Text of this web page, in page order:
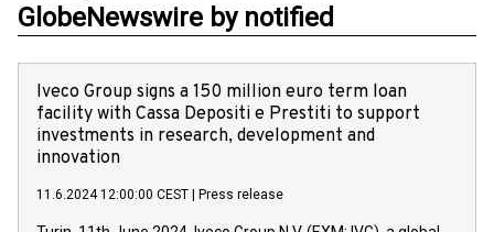
GlobeNewswire by notified
Iveco Group signs a 150 million euro term loan
facility with Cassa Depositi e Prestiti to support
investments in research, development and
innovation
11.6.2024 12:00:00 CEST Press release